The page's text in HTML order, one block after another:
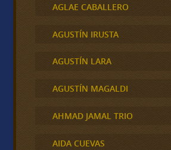
AGLAE CABALLERO
AGUSTÍN IRUSTA
AGUSTÍN LARA
AGUSTÍN MAGALDI
AHMAD JAMAL TRIO
AIDA CUEVAS